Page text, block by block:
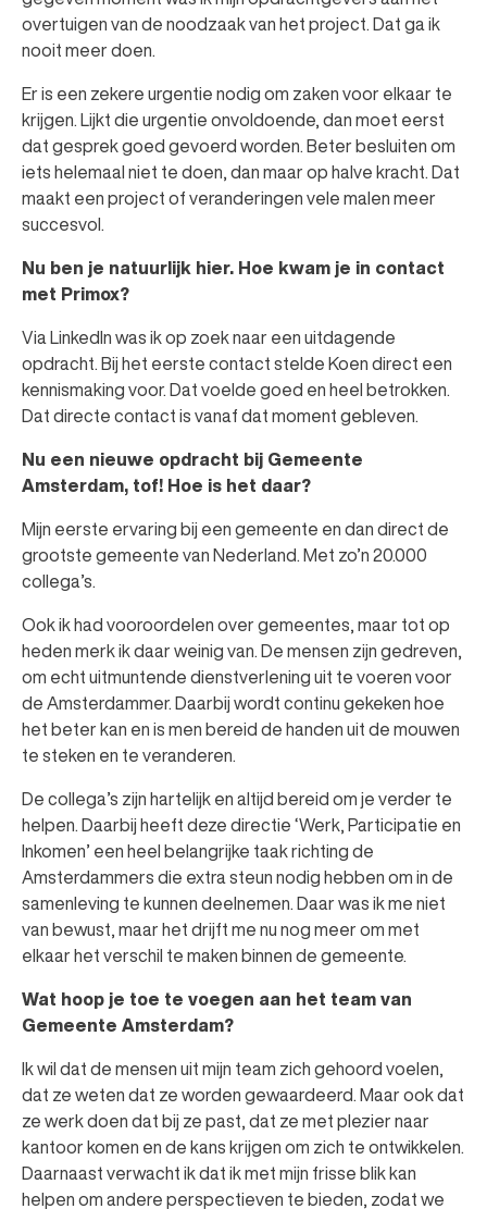
overtuigen van de noodzaak van het project. Dat ga ik
nooit meer doen.
Er is een zekere urgentie nodig om zaken voor elkaar te
krijgen. Lijkt die urgentie onvoldoende, dan moet eerst
dat gesprek goed gevoerd worden. Beter besluiten om
iets helemaal niet te doen, dan maar op halve kracht. Dat
maakt een project of veranderingen vele malen meer
succesvol.
Nu ben je natuurlijk hier. Hoe kwam je in contact
met Primox?
Via LinkedIn was ik op zoek naar een uitdagende
opdracht. Bij het eerste contact stelde Koen direct een
kennismaking voor. Dat voelde goed en heel betrokken.
Dat directe contact is vanaf dat moment gebleven.
Nu een nieuwe opdracht bij Gemeente
Amsterdam, tof! Hoe is het daar?
Mijn eerste ervaring bij een gemeente en dan direct de
grootste gemeente van Nederland. Met zo’n 20.000
collega’s.
Ook ik had vooroordelen over gemeentes, maar tot op
heden merk ik daar weinig van. De mensen zijn gedreven,
om echt uitmuntende dienstverlening uit te voeren voor
de Amsterdammer. Daarbij wordt continu gekeken hoe
het beter kan en is men bereid de handen uit de mouwen
te steken en te veranderen.
De collega’s zijn hartelijk en altijd bereid om je verder te
helpen. Daarbij heeft deze directie ‘Werk, Participatie en
Inkomen’ een heel belangrijke taak richting de
Amsterdammers die extra steun nodig hebben om in de
samenleving te kunnen deelnemen. Daar was ik me niet
van bewust, maar het drijft me nu nog meer om met
elkaar het verschil te maken binnen de gemeente.
Wat hoop je toe te voegen aan het team van
Gemeente Amsterdam?
Ik wil dat de mensen uit mijn team zich gehoord voelen,
dat ze weten dat ze worden gewaardeerd. Maar ook dat
ze werk doen dat bij ze past, dat ze met plezier naar
kantoor komen en de kans krijgen om zich te ontwikkelen.
Daarnaast verwacht ik dat ik met mijn frisse blik kan
helpen om andere perspectieven te bieden, zodat we